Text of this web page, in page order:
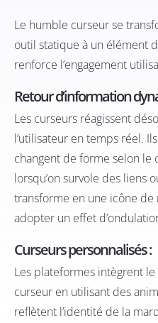
Le humble curseur se
outil statique à un élément
renforce l’engagement
Retour d’information
Les curseurs réagissent
l’utilisateur en temps réel.
changent de forme selon le
lorsqu’on survole des liens
transforme en une icône
adopter un effet
Curseurs personnalisés :
Les plateformes intègrent
curseur en utilisant des
reflètent l’identité de la